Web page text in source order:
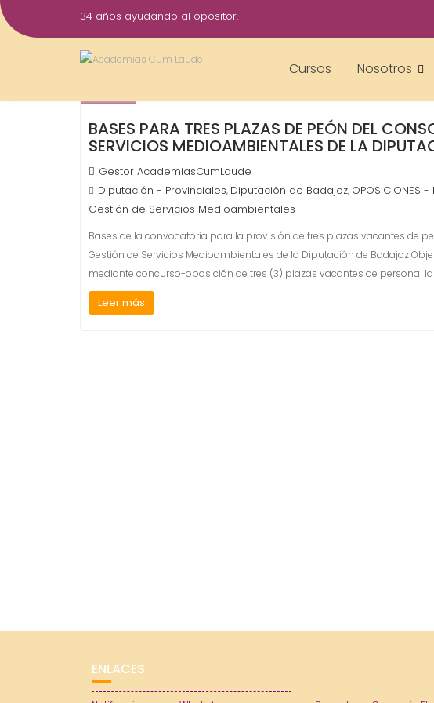
Saltar
al
34 años ayudando al opositor.
Cursos Nosotros
23
Oct
BASES PARA TRES PLAZAS DE PEÓN DEL
SERVICIOS MEDIOAMBIENTALES DE LA
Gestor AcademiasCumLaude
Diputación - Provinciales, Diputación de Badajoz, OPOSICIONES -
Gestión de Servicios Medioambientales
Bases de la convocatoria para la provisión de tres plazas vacantes de
Gestión de Servicios Medioambientales de la Diputación de Badajoz
mediante concurso-oposición de tres (3) plazas vacantes de personal
Leer más
ENLACES